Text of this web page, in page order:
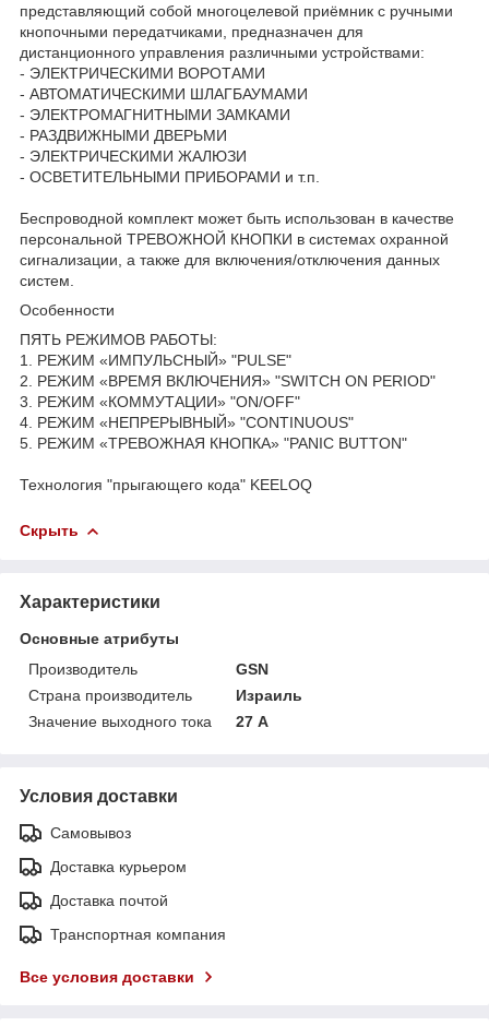
представляющий собой многоцелевой приёмник с ручными
кнопочными передатчиками, предназначен для
дистанционного управления различными устройствами:
- ЭЛЕКТРИЧЕСКИМИ ВОРОТАМИ
- АВТОМАТИЧЕСКИМИ ШЛАГБАУМАМИ
- ЭЛЕКТРОМАГНИТНЫМИ ЗАМКАМИ
- РАЗДВИЖНЫМИ ДВЕРЬМИ
- ЭЛЕКТРИЧЕСКИМИ ЖАЛЮЗИ
- ОСВЕТИТЕЛЬНЫМИ ПРИБОРАМИ и т.п.
Беспроводной комплект может быть использован в качестве
персональной ТРЕВОЖНОЙ КНОПКИ в системах охранной
сигнализации, а также для включения/отключения данных
систем.
Особенности
ПЯТЬ РЕЖИМОВ РАБОТЫ:
1. РЕЖИМ «ИМПУЛЬСНЫЙ» "PULSE"
2. РЕЖИМ «ВРЕМЯ ВКЛЮЧЕНИЯ» "SWITCH ON PERIOD"
3. РЕЖИМ «КОММУТАЦИИ» "ON/OFF"
4. РЕЖИМ «НЕПРЕРЫВНЫЙ» "CONTINUOUS"
5. РЕЖИМ «ТРЕВОЖНАЯ КНОПКА» "PANIC BUTTON"
Технология "прыгающего кода" KEELOQ
Скрыть
Характеристики
Основные атрибуты
Производитель
GSN
Страна производитель
Израиль
Значение выходного тока
27 А
Условия доставки
Самовывоз
Доставка курьером
Доставка почтой
Транспортная компания
Все условия доставки